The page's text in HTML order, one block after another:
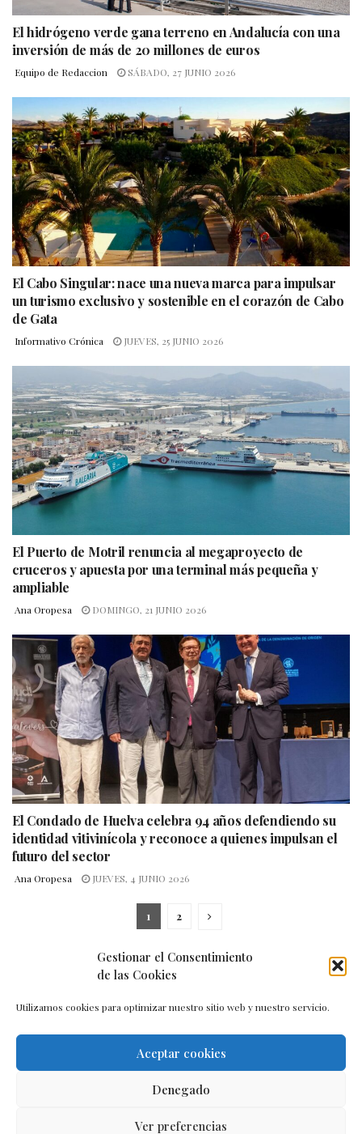
Gestionar el Consentimiento
de las Cookies
Utilizamos cookies para optimizar nuestro sitio web y nuestro servicio.
Aceptar cookies
Denegado
Ver preferencias
El hidrógeno verde gana terreno en Andalucía con una
inversión de más de 20 millones de euros
Equipo de Redaccion SÁBADO, 27 JUNIO 2026
El Cabo Singular: nace una nueva marca para impulsar
un turismo exclusivo y sostenible en el corazón de Cabo
de Gata
Informativo Crónica JUEVES, 25 JUNIO 2026
El Puerto de Motril renuncia al megaproyecto de
cruceros y apuesta por una terminal más pequeña y
ampliable
Ana Oropesa DOMINGO, 21 JUNIO 2026
El Condado de Huelva celebra 94 años defendiendo su
identidad vitivinícola y reconoce a quienes impulsan el
futuro del sector
Ana Oropesa JUEVES, 4 JUNIO 2026
1 2
Política de cookies